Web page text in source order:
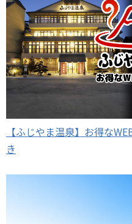
【ふじやま温泉】お得な
き